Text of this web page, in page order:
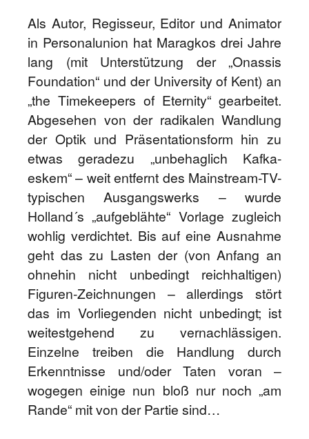
Als Autor, Regisseur, Editor und Animator
in Personalunion hat Maragkos drei Jahre
lang (mit Unterstützung der „Onassis
Foundation“ und der University of Kent) an
„the Timekeepers of Eternity“ gearbeitet.
Abgesehen von der radikalen Wandlung
der Optik und Präsentationsform hin zu
etwas geradezu „unbehaglich Kafka-
eskem“ – weit entfernt des Mainstream-TV-
typischen Ausgangswerks – wurde
Holland´s „aufgeblähte“ Vorlage zugleich
wohlig verdichtet. Bis auf eine Ausnahme
geht das zu Lasten der (von Anfang an
ohnehin nicht unbedingt reichhaltigen)
Figuren-Zeichnungen – allerdings stört
das im Vorliegenden nicht unbedingt; ist
weitestgehend zu vernachlässigen.
Einzelne treiben die Handlung durch
Erkenntnisse und/oder Taten voran –
wogegen einige nun bloß nur noch „am
Rande“ mit von der Partie sind…